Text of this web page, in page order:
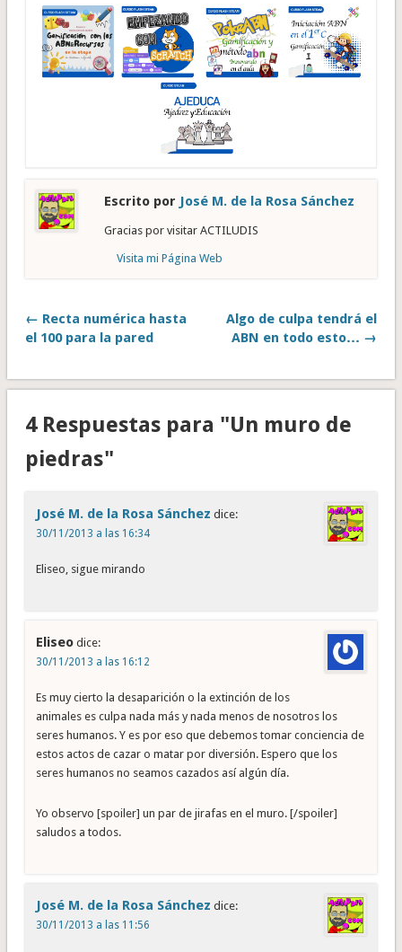
Escrito por José M. de la Rosa Sánchez
Gracias por visitar ACTILUDIS
Visita mi Página Web
← Recta numérica hasta
el 100 para la pared
Algo de culpa tendrá el
ABN en todo esto… →
4 Respuestas para "Un muro de
piedras"
José M. de la Rosa Sánchez dice:
30/11/2013 a las 16:34
Eliseo, sigue mirando
Eliseo dice:
30/11/2013 a las 16:12
Es muy cierto la desaparición o la extinción de los
animales es culpa nada más y nada menos de nosotros los
seres humanos. Y es por eso que debemos tomar conciencia de
estos actos de cazar o matar por diversión. Espero que los
seres humanos no seamos cazados así algún día.
Yo observo [spoiler] un par de jirafas en el muro. [/spoiler]
saludos a todos.
José M. de la Rosa Sánchez dice:
30/11/2013 a las 11:56